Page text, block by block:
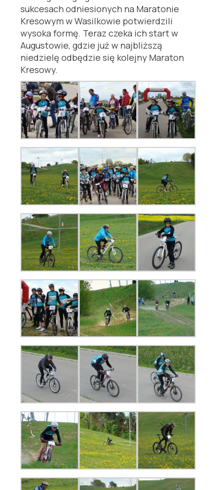
sukcesach odniesionych na Maratonie
Kresowym w Wasilkowie potwierdzili
wysoka formę. Teraz czeka ich start w
Augustowie, gdzie już w najbliższą
niedzielę odbędzie się kolejny Maraton
Kresowy.